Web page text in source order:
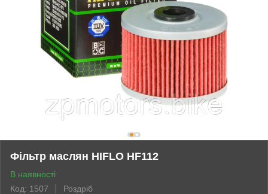
Фільтр маслян HIFLO HF112
В наявності
Код: 1507
Роздріб